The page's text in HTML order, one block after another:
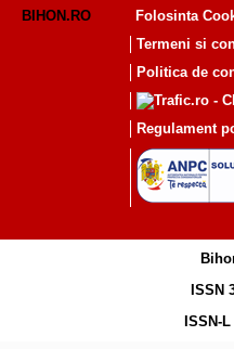
BIHON.RO
Folosinta
Termeni si
Politica de
Regulament
ISSN
ISSN-